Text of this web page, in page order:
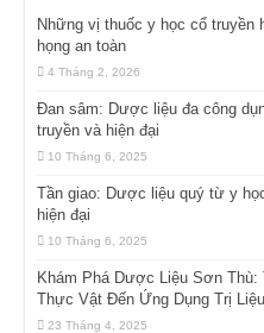
Những vị thuốc y học cổ truyền
họng an toàn
4 Tháng 2, 2026
Đan sâm: Dược liệu đa công
truyền và hiện đại
10 Tháng 6, 2025
Tần giao: Dược liệu quý từ y
hiện đại
10 Tháng 6, 2025
Khám Phá Dược Liệu Sơn
Thực Vật Đến Ứng Dụng Trị Liệu
23 Tháng 4, 2025